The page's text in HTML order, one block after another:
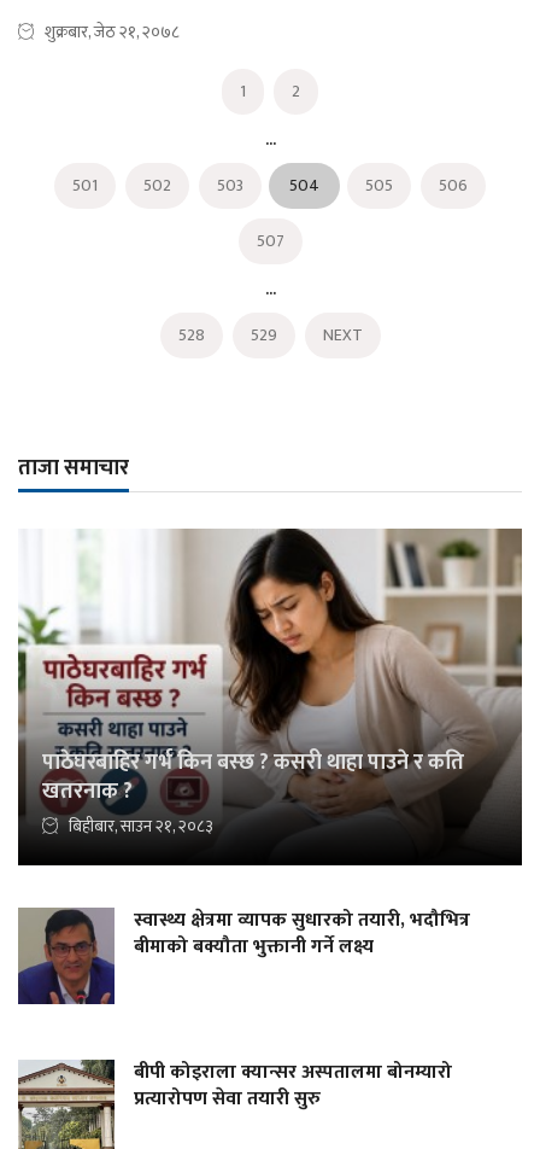
शुक्रबार, जेठ २१, २०७८
1 2
...
501 502 503 504 505
506
507
...
528 529 NEXT
ताजा समाचार
पाठेघरबाहिर गर्भ किन बस्छ ? कसरी थाहा पाउने र कति
खतरनाक ?
बिहीबार, साउन २१, २०८३
स्वास्थ्य क्षेत्रमा व्यापक सुधारको तयारी, भदौभित्र
बीमाको बक्यौता भुक्तानी गर्ने लक्ष्य
बीपी कोइराला क्यान्सर अस्पतालमा बोनम्यारो
प्रत्यारोपण सेवा तयारी सुरु